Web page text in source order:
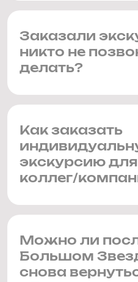
Заказали
никто не
делать?
Как заказать
экскурсию
коллег/
Можно ли
Большом
снова